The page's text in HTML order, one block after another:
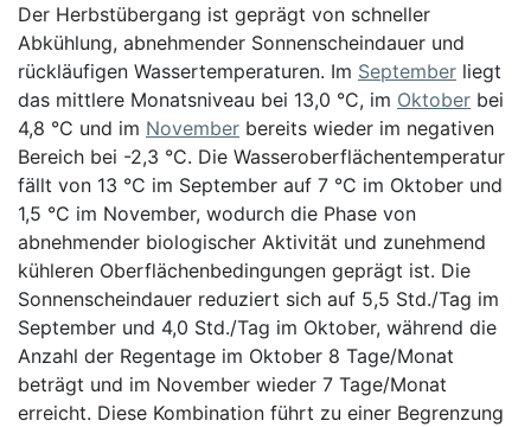
Der Herbstübergang ist geprägt von schneller
Abkühlung, abnehmender Sonnenscheindauer und
rückläufigen Wassertemperaturen. Im September liegt
das mittlere Monatsniveau bei 13,0 °C, im Oktober bei
4,8 °C und im November bereits wieder im negativen
Bereich bei -2,3 °C. Die Wasseroberflächentemperatur
fällt von 13 °C im September auf 7 °C im Oktober und
1,5 °C im November, wodurch die Phase von
abnehmender biologischer Aktivität und zunehmend
kühleren Oberflächenbedingungen geprägt ist. Die
Sonnenscheindauer reduziert sich auf 5,5 Std./Tag im
September und 4,0 Std./Tag im Oktober, während die
Anzahl der Regentage im Oktober 8 Tage/Monat
beträgt und im November wieder 7 Tage/Monat
erreicht. Diese Kombination führt zu einer Begrenzung